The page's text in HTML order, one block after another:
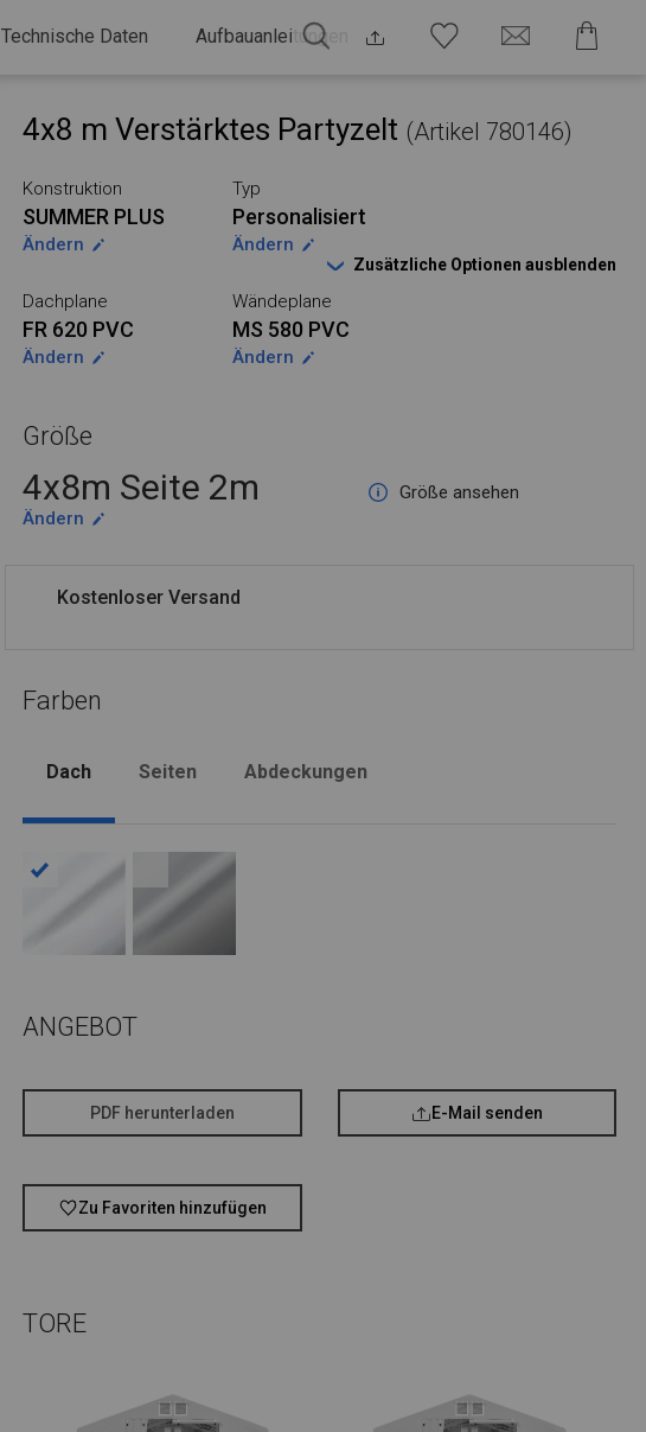
Technische Daten Aufbauanleitungen
4x8 m Verstärktes Partyzelt (Artikel 780146)
Konstruktion
SUMMER PLUS
Ändern
Typ
Personalisiert
Ändern
Zusätzliche Optionen ausblenden
Dachplane
FR 620 PVC
Ändern
Wändeplane
MS 580 PVC
Ändern
Größe
4x8m Seite 2m
Größe ansehen
Ändern
Kostenloser Versand
Farben
Dach Seiten Abdeckungen
ANGEBOT
PDF herunterladen E-Mail senden
Zu Favoriten hinzufügen
TORE